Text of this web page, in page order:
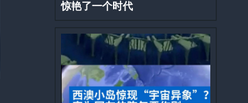
惊艳了一个时代